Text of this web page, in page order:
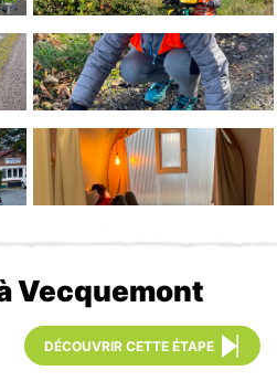
Vecquemont
DÉCOUVRIR CETTE ÉTAPE